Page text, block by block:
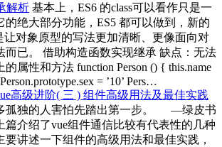
解析 基本上，ES6 的class可以看作只是一
的绝大部分功能，ES5 都可以做到，新的
让对象原型的写法更加清晰、更像面向对
而已。 借助构造函数实现继承 缺点：无法
属性和方法 function Person () { this.name
= ’10’ Pers…
高级进阶( 三 ) 组件高级用法及最佳实践
孤独的人害怕先踏出第一步。 —绿皮书
篇介绍了vue组件通信比较有代表性的几种
要讲述一下组件的高级用法和最佳实践，